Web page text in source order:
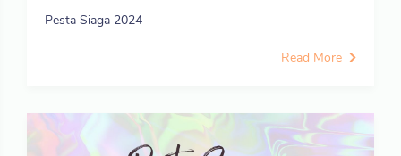
Pesta Siaga 2024
Read More